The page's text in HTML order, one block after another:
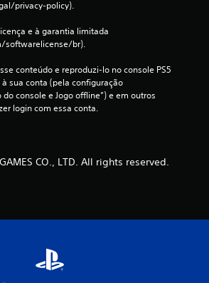
privacy-policy).
e à garantia limitada
softwarelicense/br).
conteúdo e reproduzi-lo no console PS5
sua conta (pela configuração
console e Jogo offline”) e em outros
login com essa conta.
CO., LTD. All rights reserved.